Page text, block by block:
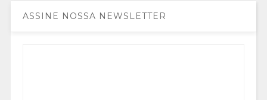
ASSINE NOSSA NEWSLETTER